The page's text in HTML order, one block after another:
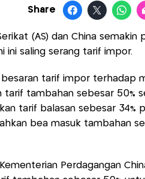
Share
(AS) dan China semakin
ini saling serang tarif impor.
besaran tarif impor terhadap
tarif tambahan sebesar 50%
tarif balasan sebesar 34%
bea masuk tambahan
Perdagangan